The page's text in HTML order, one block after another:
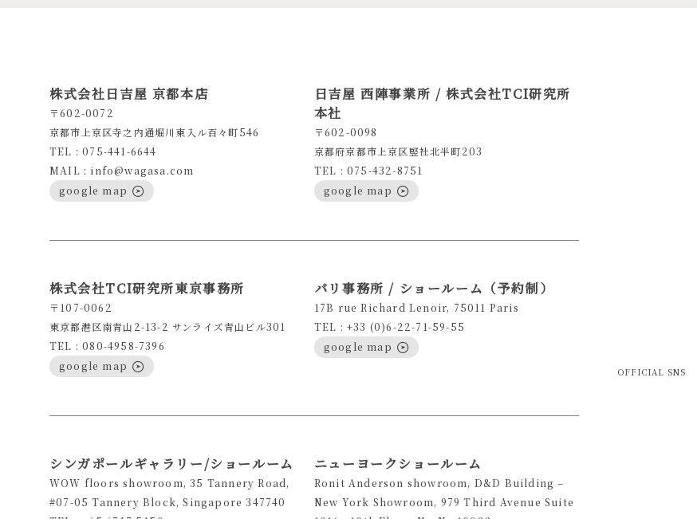
株式会社日吉屋 京都本店
〒602-0072
京都市上京区寺之内通堀川東入ル百々町546
TEL : 075-441-6644
MAIL : info@wagasa.com
google map
日吉屋 西陣事業所 / 株式会社TCI研究所
本社
〒602-0098
京都府京都市上京区竪社北半町203
TEL : 075-432-8751
google map
株式会社TCI研究所東京事務所
〒107-0062
東京都港区南青山2-13-2 サンライズ青山ビル301
TEL : 080-4958-7396
google map
パリ事務所 / ショールーム（予約制）
17B rue Richard Lenoir, 75011 Paris
TEL : +33 (0)6-22-71-59-55
google map
シンガポールギャラリー/ショールーム
WOW floors showroom, 35 Tannery Road,
#07-05 Tannery Block, Singapore 347740
ニューヨークショールーム
Ronit Anderson showroom, D&D Building –
New York Showroom, 979 Third Avenue Suite
OFFICIAL SNS